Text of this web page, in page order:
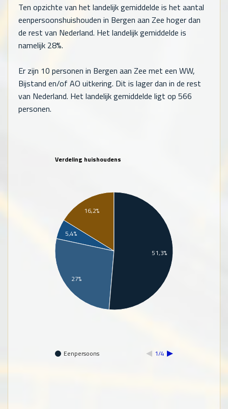
Ten opzichte van het landelijk gemiddelde is het aantal
eenpersoonshuishouden in Bergen aan Zee hoger dan
de rest van Nederland. Het landelijk gemiddelde is
namelijk 28%.
Er zijn 10 personen in Bergen aan Zee met een WW,
Bijstand en/of AO uitkering. Dit is lager dan in de rest
van Nederland. Het landelijk gemiddelde ligt op 566
personen.
Verdeling huishoudens
Eenpersoons 1/4
16,2%
5,4%
27%
51,3%